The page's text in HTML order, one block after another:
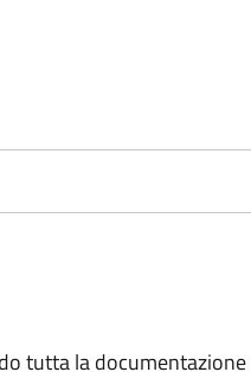
tutta la